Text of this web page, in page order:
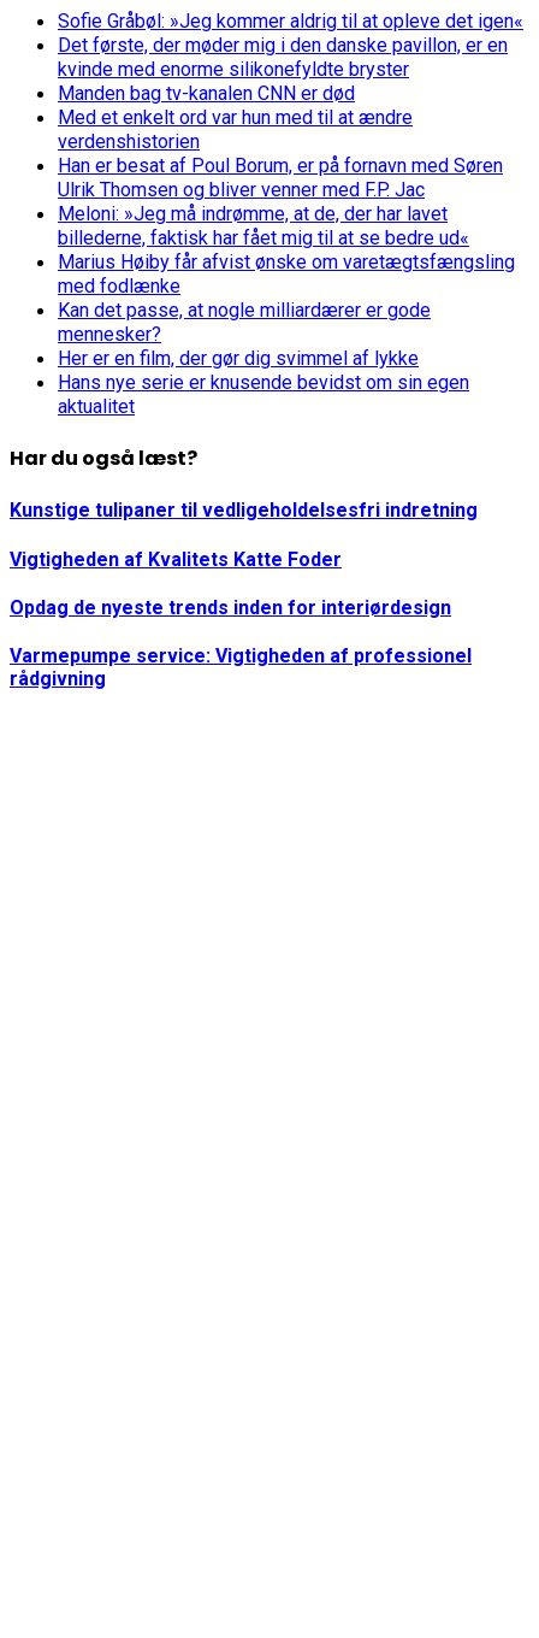
Sofie Gråbøl: »Jeg kommer aldrig til at opleve det igen«
Det første, der møder mig i den danske pavillon, er en
kvinde med enorme silikonefyldte bryster
Manden bag tv-kanalen CNN er død
Med et enkelt ord var hun med til at ændre
verdenshistorien
Han er besat af Poul Borum, er på fornavn med Søren
Ulrik Thomsen og bliver venner med F.P. Jac
Meloni: »Jeg må indrømme, at de, der har lavet
billederne, faktisk har fået mig til at se bedre ud«
Marius Høiby får afvist ønske om varetægtsfængsling
med fodlænke
Kan det passe, at nogle milliardærer er gode
mennesker?
Her er en film, der gør dig svimmel af lykke
Hans nye serie er knusende bevidst om sin egen
aktualitet
Har du også læst?
Kunstige tulipaner til vedligeholdelsesfri indretning
Vigtigheden af Kvalitets Katte Foder
Opdag de nyeste trends inden for interiørdesign
Varmepumpe service: Vigtigheden af professionel
rådgivning